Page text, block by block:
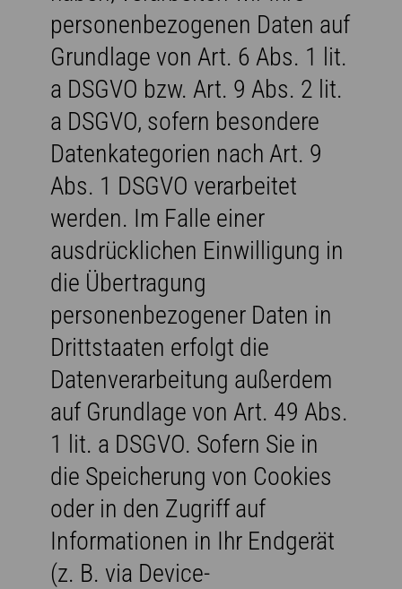
personenbezogenen Daten auf
Grundlage von Art. 6 Abs. 1 lit.
a DSGVO bzw. Art. 9 Abs. 2 lit.
a DSGVO, sofern besondere
Datenkategorien nach Art. 9
Abs. 1 DSGVO verarbeitet
werden. Im Falle einer
ausdrücklichen Einwilligung in
die Übertragung
personenbezogener Daten in
Drittstaaten erfolgt die
Datenverarbeitung außerdem
auf Grundlage von Art. 49 Abs.
1 lit. a DSGVO. Sofern Sie in
die Speicherung von Cookies
oder in den Zugriff auf
Informationen in Ihr Endgerät
(z. B. via Device-